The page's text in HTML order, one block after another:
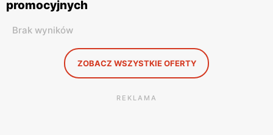
promocyjnych
Brak wyników
ZOBACZ WSZYSTKIE OFERTY
REKLAMA